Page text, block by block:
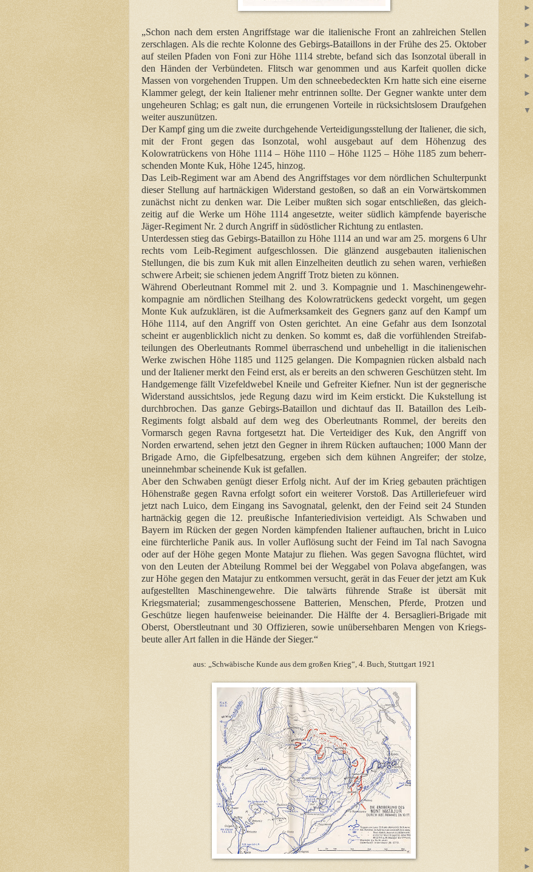
„Schon nach dem ersten Angriffstage war die italienische Front an zahlreichen Stellen
zerschlagen. Als die rechte Kolonne des Gebirgs-Bataillons in der Frühe des 25. Oktober
auf steilen Pfaden von Foni zur Höhe 1114 strebte, befand sich das Isonzotal überall in
den Händen der Verbündeten. Flitsch war genommen und aus Karfeit quollen dicke
Massen von vorgehenden Truppen. Um den schneebedeckten Krn hatte sich eine eiserne
Klammer gelegt, der kein Italiener mehr entrinnen sollte. Der Gegner wankte unter dem
ungeheuren Schlag; es galt nun, die errungenen Vorteile in rücksichtslosem Draufgehen
weiter auszunützen.
Der Kampf ging um die zweite durchgehende Verteidigungsstellung der Italiener, die sich,
mit der Front gegen das Isonzotal, wohl ausgebaut auf dem Höhenzug des
Kolowratrückens von Höhe 1114 – Höhe 1110 – Höhe 1125 – Höhe 1185 zum beherr-
schenden Monte Kuk, Höhe 1245, hinzog.
Das Leib-Regiment war am Abend des Angriffstages vor dem nördlichen Schulterpunkt
dieser Stellung auf hartnäckigen Widerstand gestoßen, so daß an ein Vorwärtskommen
zunächst nicht zu denken war. Die Leiber mußten sich sogar entschließen, das gleich-
zeitig auf die Werke um Höhe 1114 angesetzte, weiter südlich kämpfende bayerische
Jäger-Regiment Nr. 2 durch Angriff in südöstlicher Richtung zu entlasten.
Unterdessen stieg das Gebirgs-Bataillon zu Höhe 1114 an und war am 25. morgens 6 Uhr
rechts vom Leib-Regiment aufgeschlossen. Die glänzend ausgebauten italienischen
Stellungen, die bis zum Kuk mit allen Einzelheiten deutlich zu sehen waren, verhießen
schwere Arbeit; sie schienen jedem Angriff Trotz bieten zu können.
Während Oberleutnant Rommel mit 2. und 3. Kompagnie und 1. Maschinengewehr-
kompagnie am nördlichen Steilhang des Kolowratrückens gedeckt vorgeht, um gegen
Monte Kuk aufzuklären, ist die Aufmerksamkeit des Gegners ganz auf den Kampf um
Höhe 1114, auf den Angriff von Osten gerichtet. An eine Gefahr aus dem Isonzotal
scheint er augenblicklich nicht zu denken. So kommt es, daß die vorfühlenden Streifab-
teilungen des Oberleutnants Rommel überraschend und unbehelligt in die italienischen
Werke zwischen Höhe 1185 und 1125 gelangen. Die Kompagnien rücken alsbald nach
und der Italiener merkt den Feind erst, als er bereits an den schweren Geschützen steht. Im
Handgemenge fällt Vizefeldwebel Kneile und Gefreiter Kiefner. Nun ist der gegnerische
Widerstand aussichtslos, jede Regung dazu wird im Keim erstickt. Die Kukstellung ist
durchbrochen. Das ganze Gebirgs-Bataillon und dichtauf das II. Bataillon des Leib-
Regiments folgt alsbald auf dem weg des Oberleutnants Rommel, der bereits den
Vormarsch gegen Ravna fortgesetzt hat. Die Verteidiger des Kuk, den Angriff von
Norden erwartend, sehen jetzt den Gegner in ihrem Rücken auftauchen; 1000 Mann der
Brigade Arno, die Gipfelbesatzung, ergeben sich dem kühnen Angreifer; der stolze,
uneinnehmbar scheinende Kuk ist gefallen.
Aber den Schwaben genügt dieser Erfolg nicht. Auf der im Krieg gebauten prächtigen
Höhenstraße gegen Ravna erfolgt sofort ein weiterer Vorstoß. Das Artilleriefeuer wird
jetzt nach Luico, dem Eingang ins Savognatal, gelenkt, den der Feind seit 24 Stunden
hartnäckig gegen die 12. preußische Infanteriedivision verteidigt. Als Schwaben und
Bayern im Rücken der gegen Norden kämpfenden Italiener auftauchen, bricht in Luico
eine fürchterliche Panik aus. In voller Auflösung sucht der Feind im Tal nach Savogna
oder auf der Höhe gegen Monte Matajur zu fliehen. Was gegen Savogna flüchtet, wird
von den Leuten der Abteilung Rommel bei der Weggabel von Polava abgefangen, was
zur Höhe gegen den Matajur zu entkommen versucht, gerät in das Feuer der jetzt am Kuk
aufgestellten Maschinengewehre. Die talwärts führende Straße ist übersät mit
Kriegsmaterial; zusammengeschossene Batterien, Menschen, Pferde, Protzen und
Geschütze liegen haufenweise beieinander. Die Hälfte der 4. Bersaglieri-Brigade mit
Oberst, Oberstleutnant und 30 Offizieren, sowie unübersehbaren Mengen von Kriegs-
beute aller Art fallen in die Hände der Sieger.“
aus: „Schwäbische Kunde aus dem großen Krieg“, 4. Buch, Stuttgart 1921
►
►
►
►
►
►
▼
►
►